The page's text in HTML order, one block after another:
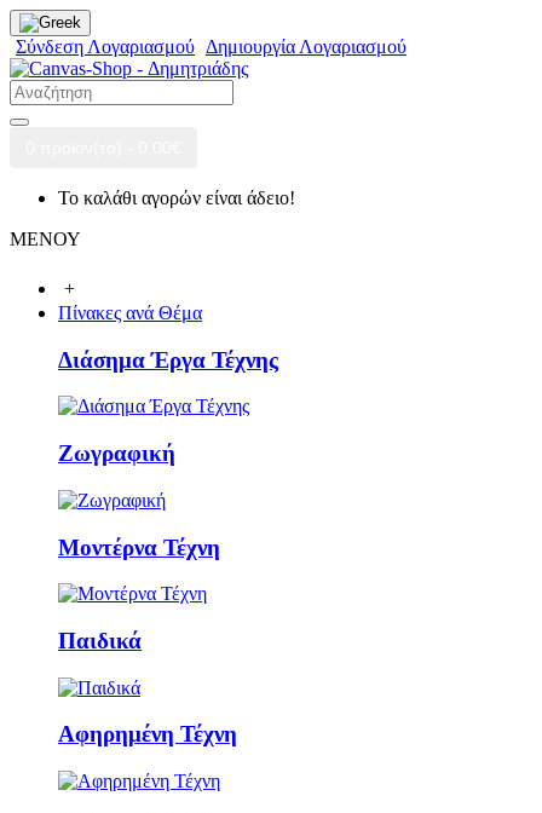
Σύνδεση Λογαριασμού Δημιουργία Λογαριασμού
Το καλάθι αγορών είναι άδειο!
ΜΕΝΟΥ
+
Πίνακες ανά Θέμα
Διάσημα Έργα Τέχνης
Ζωγραφική
Μοντέρνα Τέχνη
Παιδικά
Αφηρημένη Τέχνη